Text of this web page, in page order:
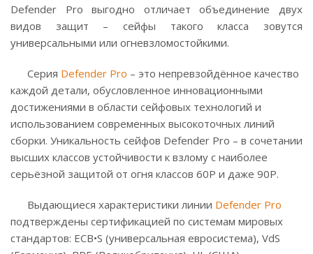
Defender Pro выгодно отличает объединение двух
видов защит – сейфы такого класса зовутся
универсальными или огневзломостойкими.
Серия Defender Pro – это непревзойдённое качество
каждой детали, обусловленное инновационными
достижениями в области сейфовых технологий и
использованием современных высокоточных линий
сборки. Уникальность сейфов Defender Pro – в сочетании
высших классов устойчивости к взлому с наиболее
серьёзной защитой от огня классов 60P и даже 90P.
Выдающиеся характеристики линии Defender Pro
подтверждены сертификацией по системам мировых
стандартов: ECB•S (универсальная евросистема), VdS